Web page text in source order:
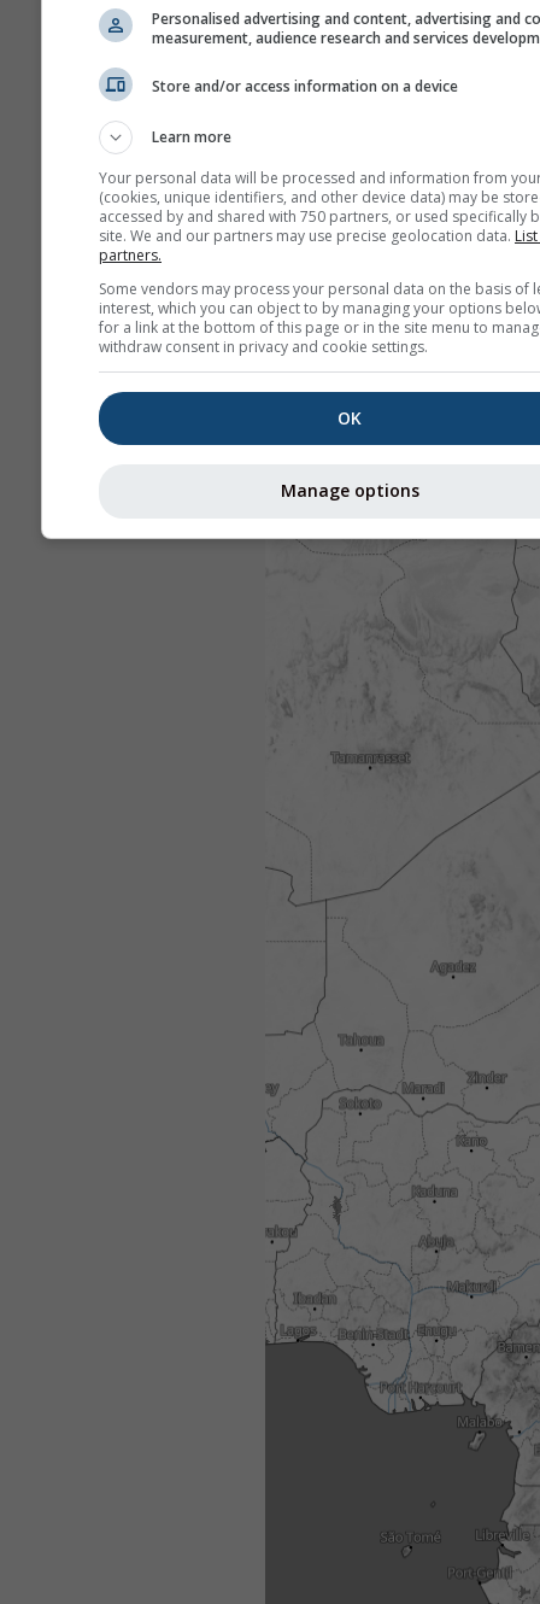
Personalised advertising and content, advertising and
measurement, audience research and services
Store and/or access information on a device
Learn more
Your personal data will be processed and information from
(cookies, unique identifiers, and other device data) may be
accessed by and shared with 750 partners, or used specifically
site. We and our partners may use precise geolocation data.
partners.
Some vendors may process your personal data on the basis of
interest, which you can object to by managing your options
for a link at the bottom of this page or in the site menu to
withdraw consent in privacy and cookie settings.
OK
Manage options